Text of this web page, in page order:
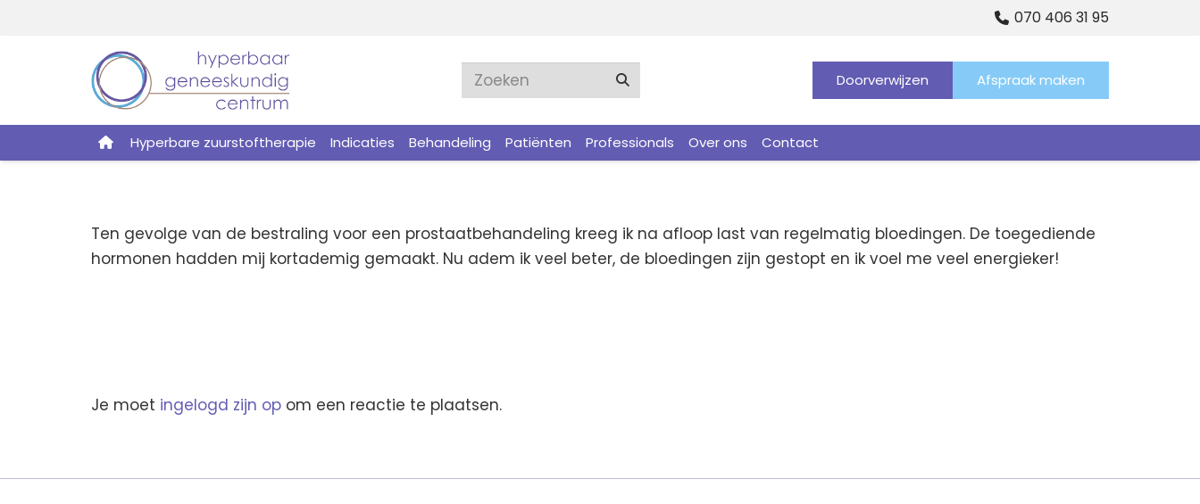
070 406 31 95
Doorverwijzen Afspraak maken
Hyperbare zuurstoftherapie Indicaties Behandeling Patiënten Professionals Over ons Contact
Ten gevolge van de bestraling voor een prostaatbehandeling kreeg ik na afloop last van regelmatig bloedingen. De toegediende
hormonen hadden mij kortademig gemaakt. Nu adem ik veel beter, de bloedingen zijn gestopt en ik voel me veel energieker!
Je moet ingelogd zijn op om een reactie te plaatsen.